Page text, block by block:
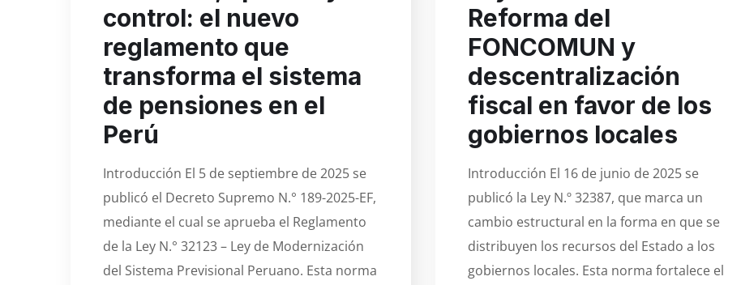
control: el nuevo
reglamento que
transforma el sistema
de pensiones en el
Perú
Introducción El 5 de septiembre de 2025 se
publicó el Decreto Supremo N.° 189-2025-EF,
mediante el cual se aprueba el Reglamento
de la Ley N.° 32123 – Ley de Modernización
del Sistema Previsional Peruano. Esta norma
Reforma del
FONCOMUN y
descentralización
fiscal en favor de los
gobiernos locales
Introducción El 16 de junio de 2025 se
publicó la Ley N.º 32387, que marca un
cambio estructural en la forma en que se
distribuyen los recursos del Estado a los
gobiernos locales. Esta norma fortalece el